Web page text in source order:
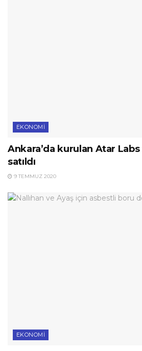
EKONOMI
Ankara’da kurulan Atar
satıldı
9 TEMMUZ 2020
EKONOMI